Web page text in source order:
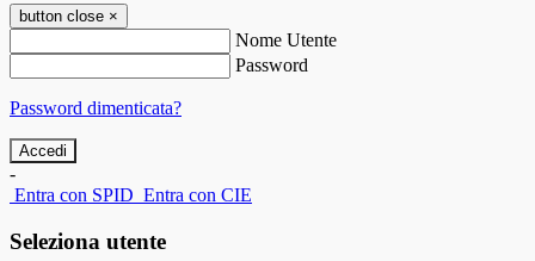
button close ×
Nome Utente
Password
Password dimenticata?
-
Entra con SPID Entra con CIE
Seleziona utente